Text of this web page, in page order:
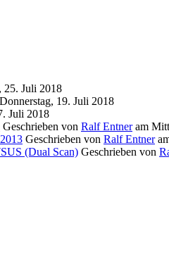
Juli 2018
Donnerstag, 19. Juli 2018
Juli 2018
Geschrieben von Ralf Entneram
Geschrieben von Ralf Entner
(Dual Scan) Geschrieben von